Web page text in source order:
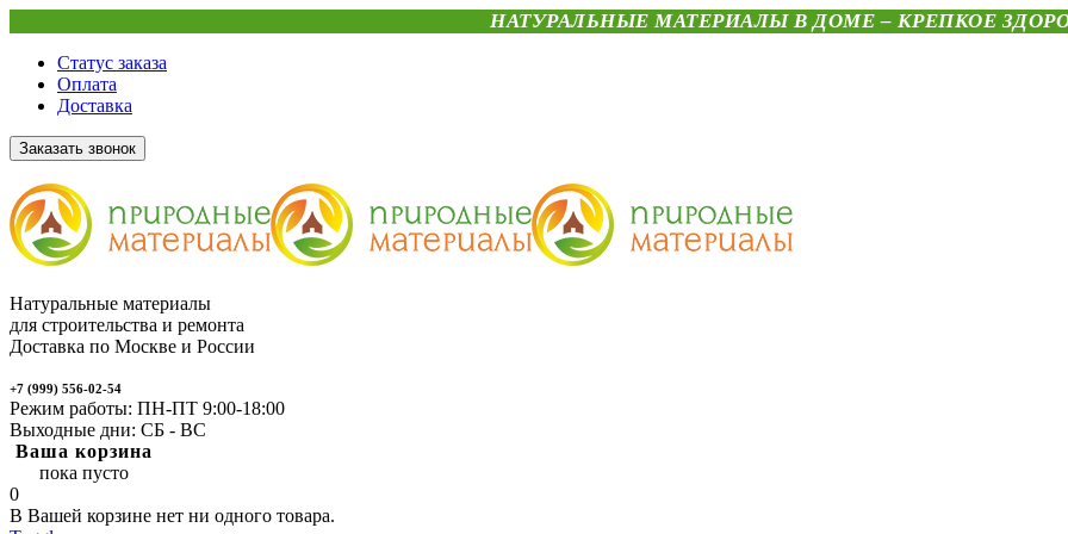
НАТУРАЛЬНЫЕ МАТЕРИАЛЫ В ДОМЕ – КРЕПКОЕ
Статус заказа
Оплата
Доставка
Заказать звонок
Натуральные материалы
для строительства и ремонта
Доставка по Москве и России
+7 (999) 556-02-54
Режим работы: ПН-ПТ 9:00-18:00
Выходные дни: СБ - ВС
Ваша корзина
пока пусто
0
В Вашей корзине нет ни одного товара.